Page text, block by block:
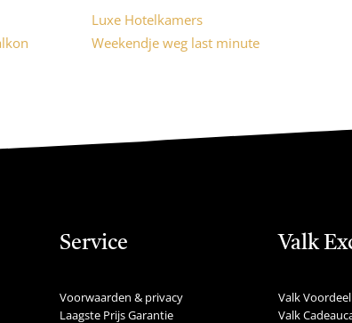
Luxe Hotelkamers
Weekendje weg last minute
Service
Voorwaarden & privacy
Laagste Prijs Garantie
Valk
Valk Voordeel
Valk